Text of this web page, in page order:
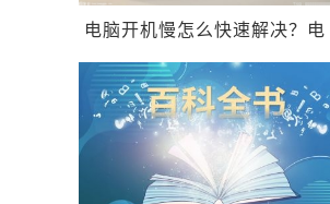
电脑开机慢怎么快速解决？电
脑为什么开机特别慢？